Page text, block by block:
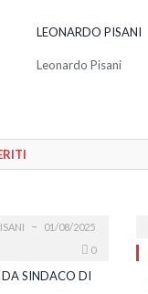
LEONARDO PISANI
Leonardo Pisani
01/08/2025
0
SINDACO DI